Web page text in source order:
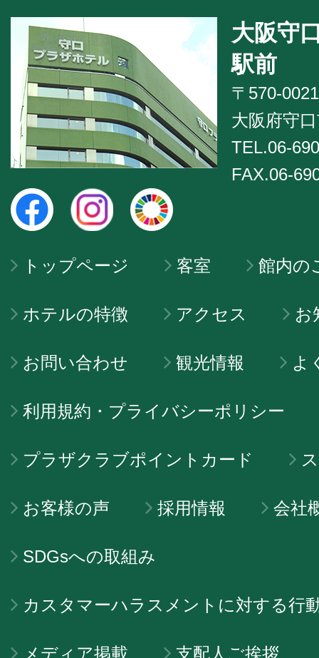
大阪守
駅前
〒570-0021
大阪府守
TEL.06-
FAX.06-
トップページ 客室 館内の
ホテルの特徴 アクセス お
お問い合わせ 観光情報 よ
利用規約・プライバシーポリシー
プラザクラブポイントカード
お客様の声 採用情報 会社
SDGsへの取組み
カスタマーハラスメントに対する行
メディア掲載 支配人ご挨拶